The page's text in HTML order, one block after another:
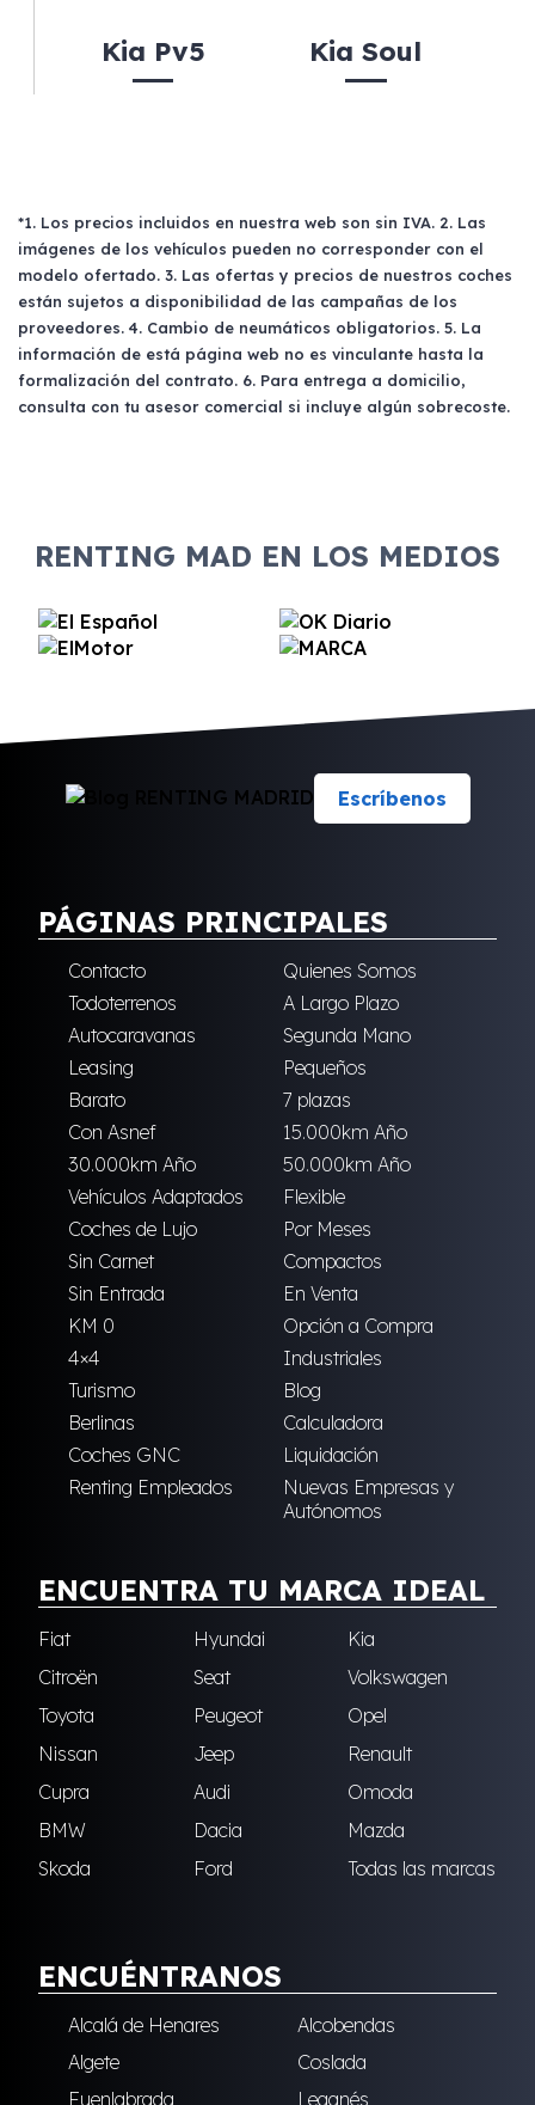
Kia Pv5 Kia Soul
*1. Los precios incluidos en nuestra web son sin IVA. 2. Las
imágenes de los vehículos pueden no corresponder con el
modelo ofertado. 3. Las ofertas y precios de nuestros coches
están sujetos a disponibilidad de las campañas de los
proveedores. 4. Cambio de neumáticos obligatorios. 5. La
información de está página web no es vinculante hasta la
formalización del contrato. 6. Para entrega a domicilio,
consulta con tu asesor comercial si incluye algún sobrecoste.
RENTING MAD EN LOS MEDIOS
Escríbenos
PÁGINAS PRINCIPALES
Contacto
Quienes Somos
Todoterrenos
A Largo Plazo
Autocaravanas
Segunda Mano
Leasing
Pequeños
Barato
7 plazas
Con Asnef
15.000km Año
30.000km Año
50.000km Año
Vehículos Adaptados
Flexible
Coches de Lujo
Por Meses
Sin Carnet
Compactos
Sin Entrada
En Venta
KM 0
Opción a Compra
4×4
Industriales
Turismo
Blog
Berlinas
Calculadora
Coches GNC
Liquidación
Renting Empleados
Nuevas Empresas y
Autónomos
ENCUENTRA TU MARCA IDEAL
Fiat Hyundai
Kia
Citroën
Seat
Volkswagen
Toyota
Peugeot
Opel
Nissan
Jeep
Renault
Cupra
Audi
Omoda
BMW
Dacia
Mazda
Skoda
Ford Todas las marcas
ENCUÉNTRANOS
Alcalá de Henares
Alcobendas
Algete
Coslada
Fuenlabrada
Leganés